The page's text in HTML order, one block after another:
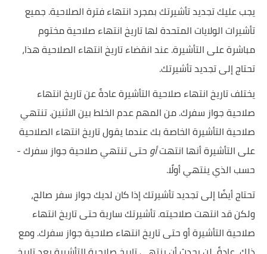
يجب عليك تجديد تأشيرتك بمجرد انتهاء فترة الصلاحية. جميع
تأشيرات الولايات المتحدة لها تاريخ انتهاء صلاحية مختوم
مباشرة على التأشيرة. عند انقضاء تاريخ انتهاء الصلاحية هذا،
تحتاج إلى تجديد تأشيرتك.
يختلف تاريخ انتهاء صلاحية التأشيرة عادةً عن تاريخ انتهاء
صلاحية جواز سفرك. من المهم عدم الخلط بين الاثنين. تنتهي
صلاحية التأشيرة الخاصة بك عندما يقول تاريخ انتهاء الصلاحية
على التأشيرة أنها انتهتأو حتى تنتهي صلاحية جواز سفرك -
حسب الذي ينتهي أولًا.
تحتاج أيضًا إلى تجديد تأشيرتك إذا كان لديك جواز سفر صالح،
ولكن قد انتهت صلاحيته. تأشيرتك سارية حتى تاريخ انتهاء
صلاحية التأشيرة أو حتى تاريخ انتهاء صلاحية جواز سفرك. ومع